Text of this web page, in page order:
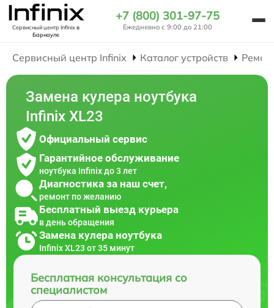
Сервисный центр Infinixв
Барнауле
+7 (800) 301-97-75
Ежедневно с 9:00 до 21:00
Сервисный центр Infinix Каталог устройств
Замена кулера ноутбука
Infinix XL23
Официальный сервис
Гарантийное обслуживание
ноутбука Infinix до 3 лет
Диагностика за наш счет,
ремонт по желанию
Бесплатный выезд курьера
в день обращения
Замена кулера ноутбука
Infinix XL23 от 35 минут
Бесплатная консультация со
специалистом